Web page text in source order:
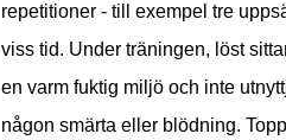
repetitioner - till exempel tre
viss tid. Under träningen, löst
en varm fuktig miljö och inte
någon smärta eller blödning.